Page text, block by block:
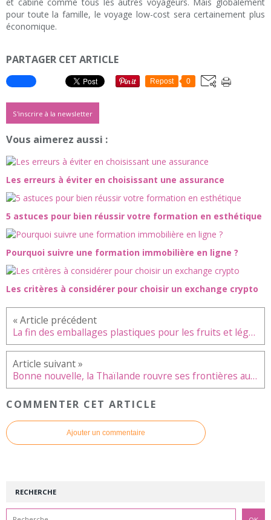
pour toute la famille, le voyage low-cost sera certainement plus
économique.
PARTAGER CET ARTICLE
Repost 0
S'inscrire à la newsletter
Vous aimerez aussi :
Les erreurs à éviter en choisissant une assurance
5 astuces pour bien réussir votre formation en esthétique
Pourquoi suivre une formation immobilière en ligne ?
Les critères à considérer pour choisir un exchange crypto
La fin des emballages plastiques pour les fruits et légumes à partir de 2022
Bonne nouvelle, la Thaïlande rouvre ses frontières aux touristes étrangers
COMMENTER CET ARTICLE
Ajouter un commentaire
RECHERCHE